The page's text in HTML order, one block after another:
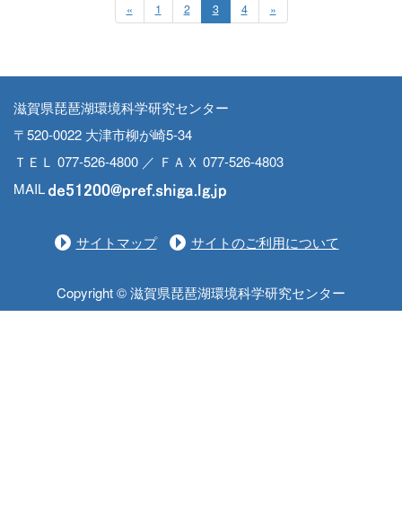
« 1 2 3 4 »
滋賀県琵琶湖環境科学研究センター
〒520-0022 大津市柳が崎5-34
ＴＥＬ 077-526-4800 ／ ＦＡＸ 077-526-4803
MAIL
サイトマップ サイトのご利用について
Copyright © 滋賀県琵琶湖環境科学研究センター